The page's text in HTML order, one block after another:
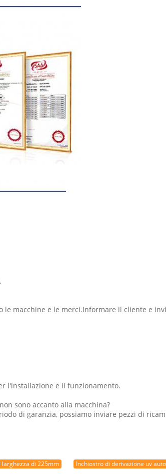
macchine e le merci.Informare il cliente e
l'installazione e il funzionamento.
sono accanto alla macchina?
di garanzia, possiamo inviare pezzi di
larghezza di 225mm Inchiostro di derivazione uv